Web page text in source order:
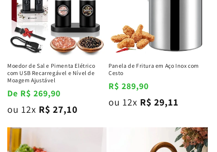
Moedor de Sal e Pimenta Elétrico
com USB Recarregável e Nível de
Moagem Ajustável
Preço
normal
De R$ 269,90
ou 12x R$ 27,10
Panela de Fritura em Aço Inox com
Cesto
Preço
normal
R$ 289,90
ou 12x R$ 29,11